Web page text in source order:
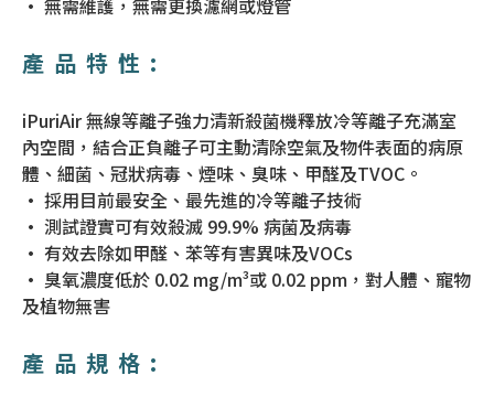
• 無需維護，無需更換濾網或燈管
產品特性:
iPuriAir 無線等離子強力清新殺菌機釋放冷等離子充滿室
內空間，結合正負離子可主動清除空氣及物件表面的病原
體、細菌、冠狀病毒、煙味、臭味、甲醛及TVOC。
• 採用目前最安全、最先進的冷等離子技術
• 測試證實可有效殺滅 99.9% 病菌及病毒
• 有效去除如甲醛、苯等有害異味及VOCs
• 臭氧濃度低於 0.02 mg/m³或 0.02 ppm，對人體、寵物
及植物無害
產品規格: